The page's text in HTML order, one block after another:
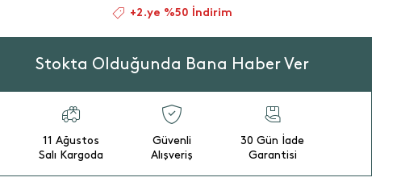
+2.ye %50 İndirim
Stokta Olduğunda Bana Haber Ver
11 Ağustos
Salı Kargoda
Güvenli
Alışveriş
30 Gün İade
Garantisi